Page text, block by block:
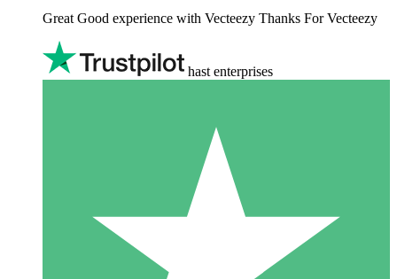
Great Good experience with Vecteezy Thanks For Vecteezy
hast enterprises